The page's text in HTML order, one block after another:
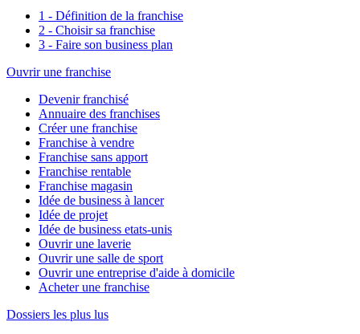
1 - Définition de la franchise
2 - Choisir sa franchise
3 - Faire son business plan
Ouvrir une franchise
Devenir franchisé
Annuaire des franchises
Créer une franchise
Franchise à vendre
Franchise sans apport
Franchise rentable
Franchise magasin
Idée de business à lancer
Idée de projet
Idée de business etats-unis
Ouvrir une laverie
Ouvrir une salle de sport
Ouvrir une entreprise d'aide à domicile
Acheter une franchise
Dossiers les plus lus